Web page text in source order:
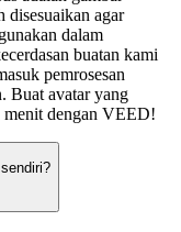
disesuaikan agar
dalam
buatan kami
pemrosesan
Buat avatar yang
menit dengan VEED!